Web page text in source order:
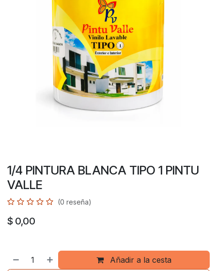
1/4 PINTURA BLANCA TIPO 1 PINTU
VALLE
(0 reseña)
$ 0,00
Añadir a la cesta